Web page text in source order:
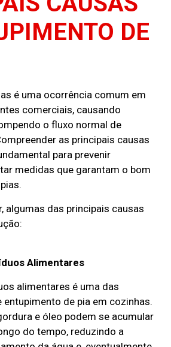
DE
é uma ocorrência comum em
comerciais, causando
o fluxo normal de
as principais causas
para prevenir
medidas que garantam o bom
algumas das principais causas
Alimentares
alimentares é uma das
entupimento de pia em cozinhas.
e óleo podem se acumular
do tempo, reduzindo a